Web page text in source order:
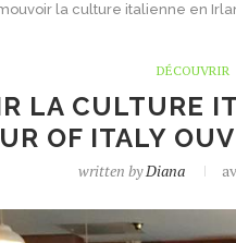
la culture italienne en
DÉCOUVRIR
LA CULTURE
OF ITALY
written byDiana